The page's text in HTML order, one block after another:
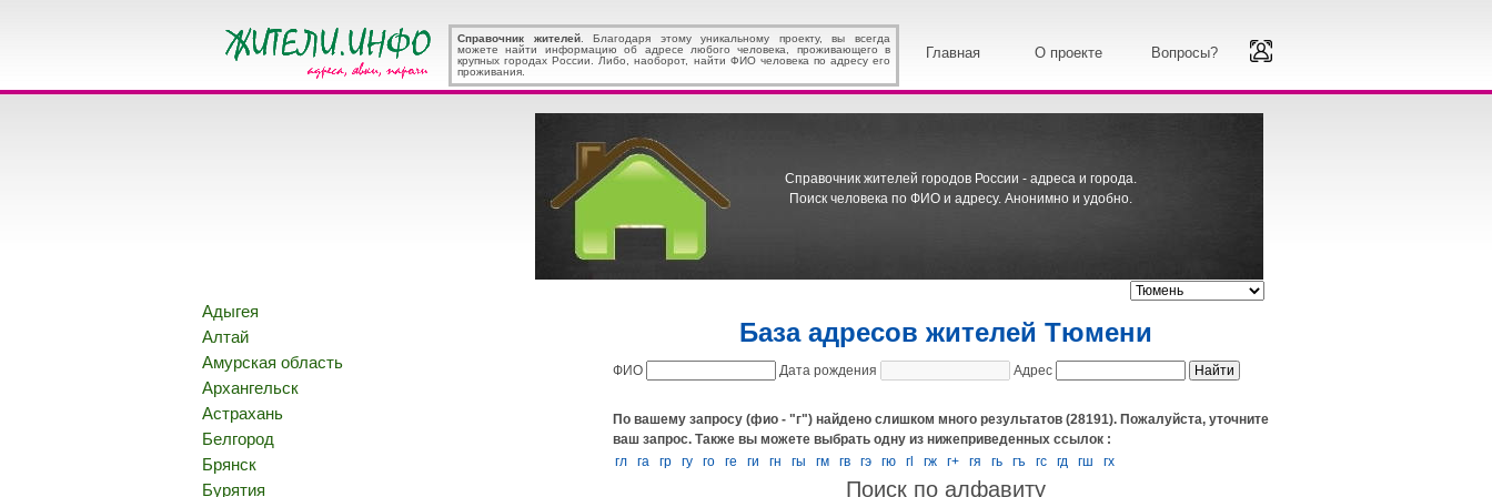
Справочник жителей. Благодаря этому уникальному проекту, вы всегда
можете найти информацию об адресе любого человека, проживающего в
крупных городах России. Либо, наоборот, найти ФИО человека по адресу его
проживания.
Главная О проекте Вопросы?
Справочник жителей городов России - адреса и города.
Поиск человека по ФИО и адресу. Анонимно и удобно.
Адыгея
Алтай
Амурская область
Архангельск
Астрахань
Белгород
Брянск
Бурятия
База адресов жителей Тюмени
ФИО Дата рождения Адрес
По вашему запросу (фио - "г") найдено слишком много результатов (28191). Пожалуйста, уточните
ваш запрос. Также вы можете выбрать одну из нижеприведенных ссылок :
гл
га гр гу го ге ги гн гы гм гв гэ гю гl гж г+ гя гь гъ гс гд гш гх
Поиск по алфавиту